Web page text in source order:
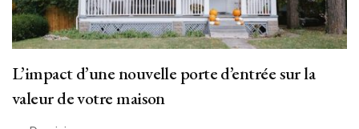
L’impact d’une nouvelle porte d’entrée sur la
valeur de votre maison